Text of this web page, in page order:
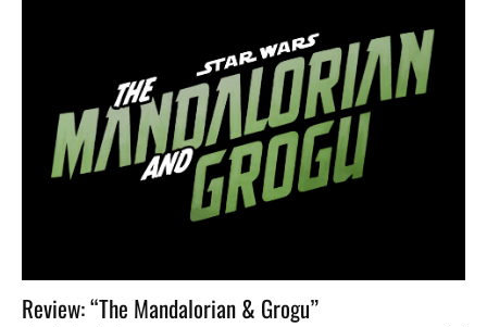
News Needle September 2025 - Der wilde Ritt
geht weiter
04:15
News Needle August 2025 - Failed Summit
04:40
Review: “The Mandalorian & Grogu”